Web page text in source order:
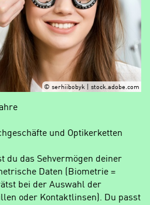
© serhiibobyk | stock.adobe.com
und Optikerketten
du das Sehvermögen deiner
Daten (Biometrie =
bei der Auswahl der
oder Kontaktlinsen). Du passt